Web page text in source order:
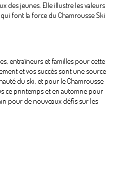
des jeunes. Elle illustre les valeurs
font la force du Chamrousse Ski
entraîneurs et familles pour cette
et vos succès sont une source
du ski, et pour le Chamrousse
ce printemps et en automne pour
pour de nouveaux défis sur les